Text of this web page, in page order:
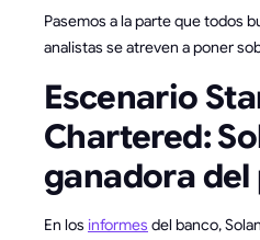
Pasemos a la parte que todos
analistas se atreven a poner
Escenario
Chartered:
ganadora
En los informes del banco,